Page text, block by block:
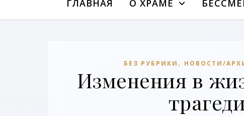
ГЛАВНАЯ О ХРАМЕ
БЕЗ РУБРИКИ , НОВОСТИ/
Изменения в